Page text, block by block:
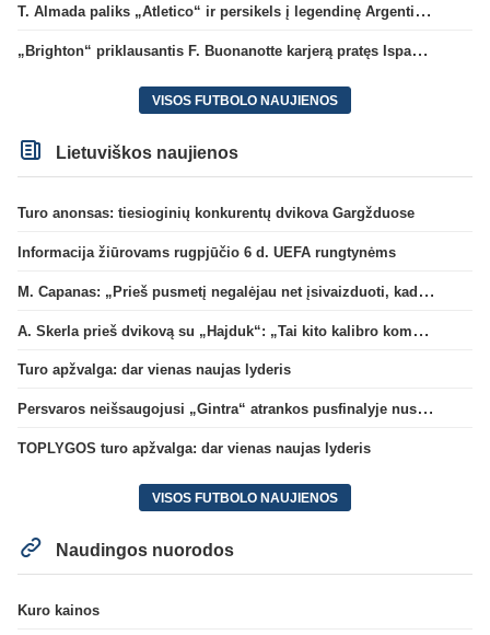
T. Almada paliks „Atletico“ ir persikels į legendinę Argentinos ekipą
„Brighton“ priklausantis F. Buonanotte karjerą pratęs Ispanijoje
VISOS FUTBOLO NAUJIENOS
Lietuviškos naujienos
Turo anonsas: tiesioginių konkurentų dvikova Gargžduose
Informacija žiūrovams rugpjūčio 6 d. UEFA rungtynėms
M. Capanas: „Prieš pusmetį negalėjau net įsivaizduoti, kad žaisime prieš „Hajduk“
A. Skerla prieš dvikovą su „Hajduk“: „Tai kito kalibro komanda“
Turo apžvalga: dar vienas naujas lyderis
Persvaros neišsaugojusi „Gintra“ atrankos pusfinalyje nusileido Škotijos čempionėms
TOPLYGOS turo apžvalga: dar vienas naujas lyderis
VISOS FUTBOLO NAUJIENOS
Naudingos nuorodos
Kuro kainos